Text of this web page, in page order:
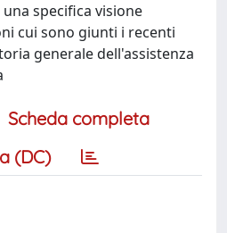
specifica visione
cui sono giunti i recenti
generale dell'assistenza
Scheda completa
(DC)